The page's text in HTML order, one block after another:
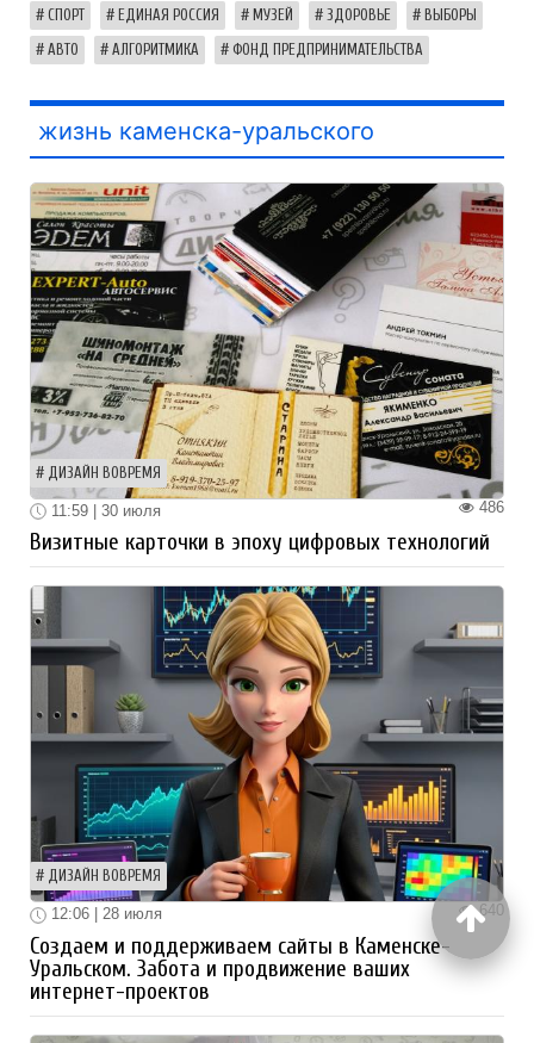
СПОРТ ЕДИНАЯ РОССИЯ МУЗЕЙ ЗДОРОВЬЕ ВЫБОРЫ
АВТО АЛГОРИТМИКА ФОНД ПРЕДПРИНИМАТЕЛЬСТВА
жизнь каменска-уральского
ДИЗАЙН ВОВРЕМЯ
486
11:59 | 30 июля
Визитные карточки в эпоху цифровых технологий
ДИЗАЙН ВОВРЕМЯ
640
12:06 | 28 июля
Создаем и поддерживаем сайты в Каменске-
Уральском. Забота и продвижение ваших
интернет-проектов